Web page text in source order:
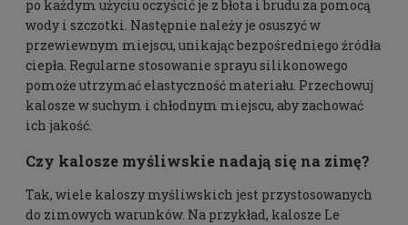
po każdym użyciu oczyścić je z błota i brudu za pomocą
wody i szczotki. Następnie należy je osuszyć w
przewiewnym miejscu, unikając bezpośredniego źródła
ciepła. Regularne stosowanie sprayu silikonowego
pomoże utrzymać elastyczność materiału. Przechowuj
kalosze w suchym i chłodnym miejscu, aby zachować
ich jakość.
Czy kalosze myśliwskie nadają się na zimę?
Tak, wiele kaloszy myśliwskich jest przystosowanych
do zimowych warunków. Na przykład, kalosze Le